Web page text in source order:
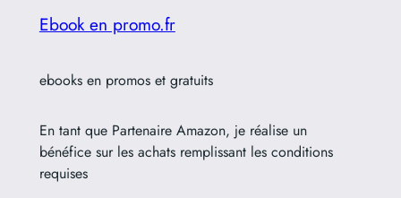
Ebook en promo.fr
ebooks en promos et gratuits
En tant que Partenaire Amazon, je réalise un
bénéfice sur les achats remplissant les conditions
requises